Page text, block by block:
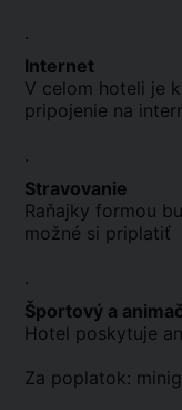
.
Internet
V celom hoteli je
pripojenie na
.
Stravovanie
Raňajky formou
možné si priplatiť
.
Športový a
Hotel poskytuje
Za poplatok: